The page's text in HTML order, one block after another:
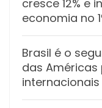
cresce 12% e
economia no
Brasil é o
das
internacionais